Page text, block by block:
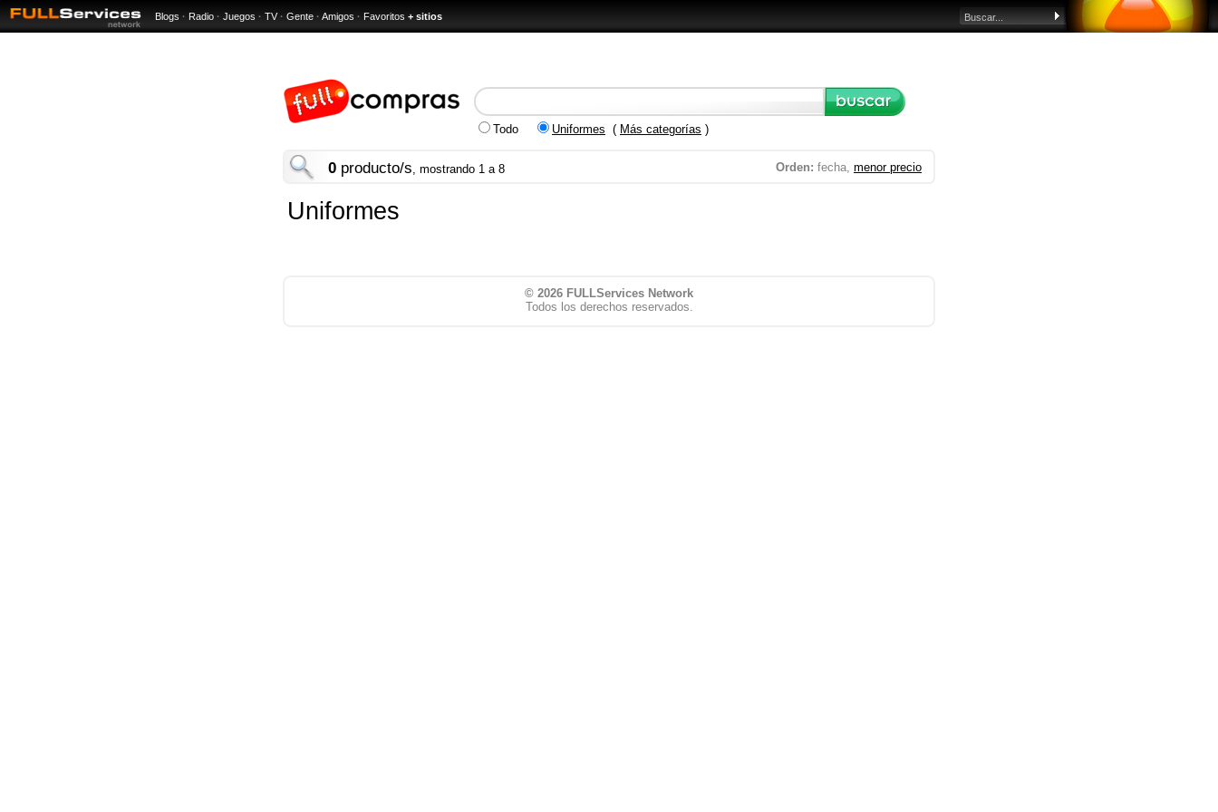
Blogs · Radio · Juegos · TV · Gente · Amigos · Favoritos + sitios
Todo Uniformes ( Más categorías )
Orden: fecha, menor precio
0 producto/s, mostrando 1 a 8
Uniformes
© 2026 FULLServices Network
Todos los derechos reservados.